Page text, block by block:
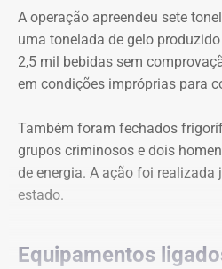
servidores públicos, a mudança
projeto de lei pelo governador
a proposta ainda precisaria ser
pelos deputados antes de uma
A operação apreendeu sete
uma tonelada de gelo
2,5 mil bebidas sem
em condições impróprias para
Também foram fechados
grupos criminosos e dois
de energia. A ação foi realizada
estado.
Equipamentos